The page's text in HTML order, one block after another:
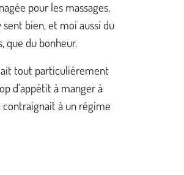
pour les massages,
bien, et moi aussi du
que du bonheur.
tout particulièrement
d'appétit à manger à
à un régime